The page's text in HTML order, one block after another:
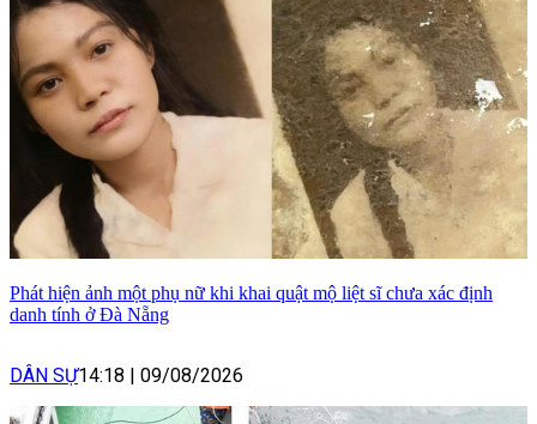
Phát hiện ảnh một phụ nữ khi khai quật mộ liệt sĩ chưa xác định
danh tính ở Đà Nẵng
DÂN SỰ14:18 09/08/2026